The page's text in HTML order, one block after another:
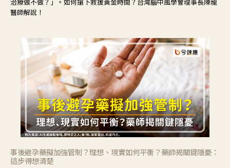
醫師解說！
事後避孕藥擬加強管制？理想、現實如何平衡？藥師揭關鍵隱憂：
這步得想清楚